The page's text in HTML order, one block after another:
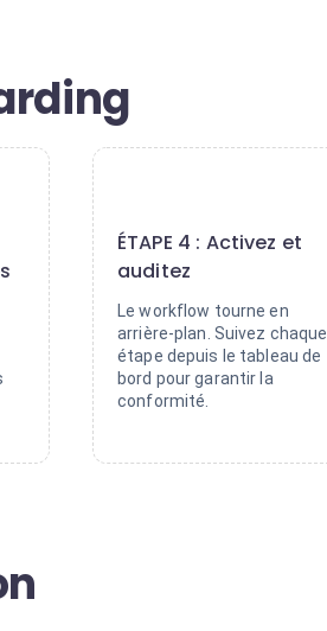
ÉTAPE 4 : Activez et
auditez
Le workflow tourne en
arrière-plan. Suivez chaque
étape depuis le tableau de
bord pour garantir la
conformité.